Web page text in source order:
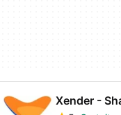
Xender -